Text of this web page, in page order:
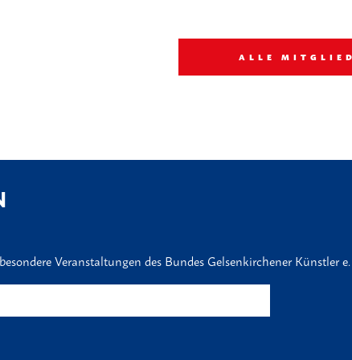
ALLE
Veranstaltungen des Bundes Gelsenkirchener Künstler